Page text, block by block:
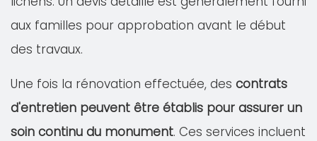
aux familles pour approbation avant le début
des travaux.
Une fois la rénovation effectuée, des contrats
d'entretien peuvent être établis pour assurer un
soin continu du monument. Ces services incluent